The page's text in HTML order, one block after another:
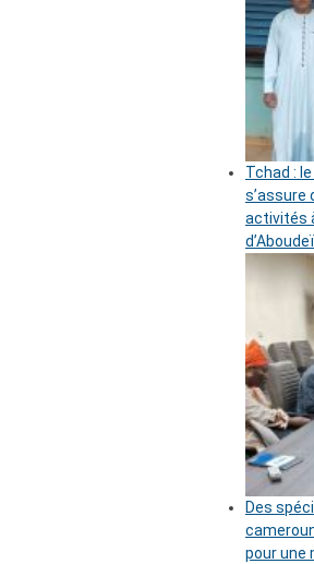
Tchad :
s’assure
activités
Des
pour une